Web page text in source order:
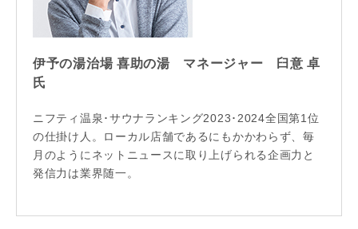
伊予の湯治場 喜助の湯 マネージャー 臼意 卓
氏
ニフティ温泉･サウナランキング2023･2024全国第1位
の仕掛け人。ローカル店舗であるにもかかわらず、毎
月のようにネットニュースに取り上げられる企画力と
発信力は業界随一。